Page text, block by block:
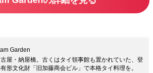
タヌーンティーセットで優雅な時間を過
Garden
屋・納屋橋。古くはタイ領事館も置かれていた、登
形文化財「旧加藤商会ビル」で本格タイ料理を。